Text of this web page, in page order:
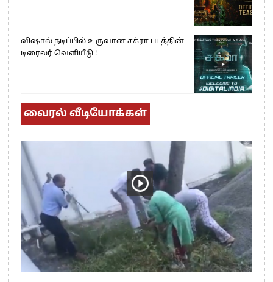
விஷால் நடிப்பில் உருவான சக்ரா படத்தின்
டிரைலர் வெளியீடு !
வைரல் வீடியோக்கள்